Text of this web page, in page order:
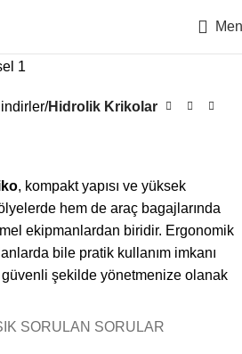
Hidrolik Krikolar
, kompakt yapısı ve yüksek
hem de araç bagajlarında
ekipmanlardan biridir. Ergonomik
bile pratik kullanım imkanı
şekilde yönetmenize olanak
SORULAN SORULAR